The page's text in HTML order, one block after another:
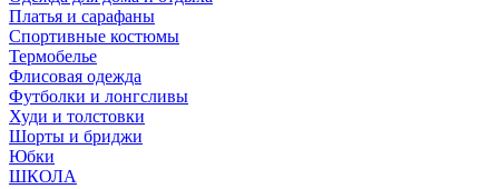
Платья и сарафаны
Спортивные костюмы
Термобелье
Флисовая одежда
Футболки и лонгсливы
Худи и толстовки
Шорты и бриджи
Юбки
ШКОЛА